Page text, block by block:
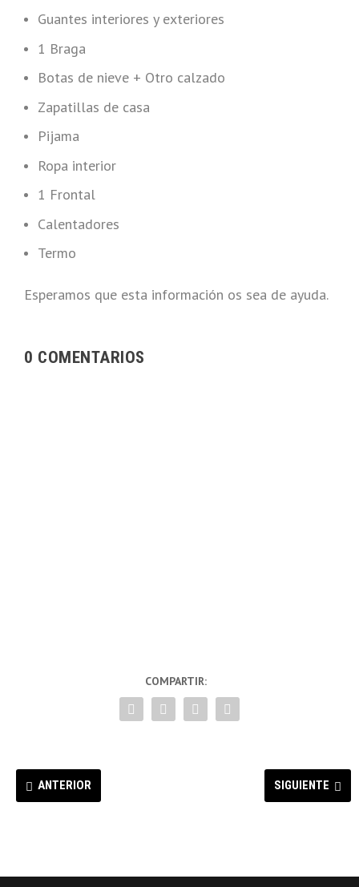
Guantes interiores y exteriores
1 Braga
Botas de nieve + Otro calzado
Zapatillas de casa
Pijama
Ropa interior
1 Frontal
Calentadores
Termo
Esperamos que esta información os sea de ayuda.
0 COMENTARIOS
COMPARTIR:
ANTERIOR SIGUIENTE